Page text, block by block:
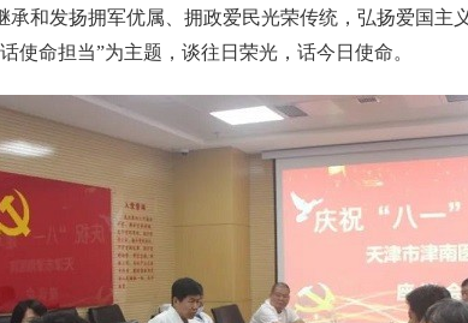
和发扬拥军优属、拥政爱民光荣传统，弘扬爱国主
使命担当”为主题，谈往日荣光，话今日使命。